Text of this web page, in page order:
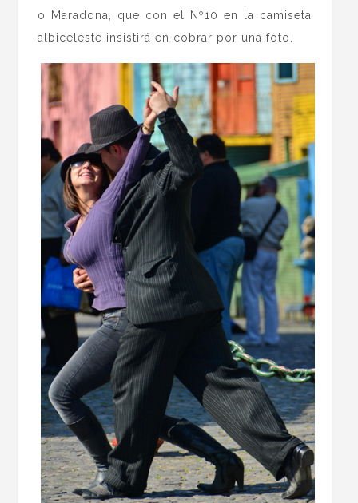
o Maradona, que con el Nº10 en la camiseta
albiceleste insistirá en cobrar por una foto.